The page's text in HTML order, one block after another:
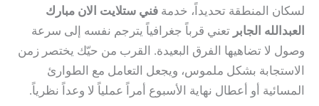
لسكان المنطقة تحديداً، خدمة فني ستلايت الان مبارك
العبدالله الجابر تعني قرباً جغرافياً يترجم نفسه إلى سرعة
وصول لا تضاهيها الفرق البعيدة. القرب من حيّك يختصر زمن
الاستجابة بشكل ملموس، ويجعل التعامل مع الطوارئ
المسائية أو أعطال نهاية الأسبوع أمراً عملياً لا وعداً نظرياً.